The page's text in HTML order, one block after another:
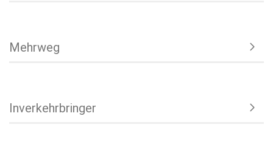
Mehrweg
Inverkehrbringer